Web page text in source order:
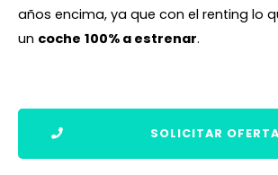
años encima, ya que con el renting lo
un coche 100% a estrenar.
SOLICITAR OFERTA